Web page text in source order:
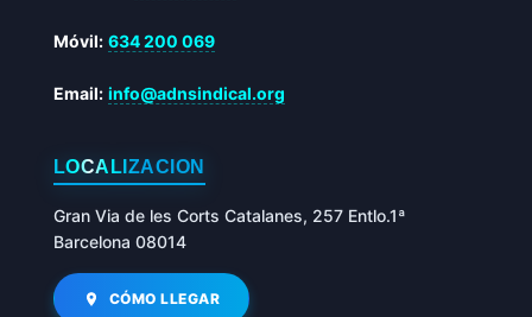
Móvil: 634 200 069
Email: info@adnsindical.org
LOCALIZACIÓN
Gran Via de les Corts Catalanes, 257 Entlo.1ª
Barcelona 08014
CÓMO LLEGAR